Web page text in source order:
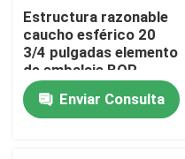
Inicio
Productos
Sobre nosotros
Estructura razonable
caucho esférico 20
3/4 pulgadas elemento
de embalaje BOP
anular para el control
del pozoEnviar Consulta